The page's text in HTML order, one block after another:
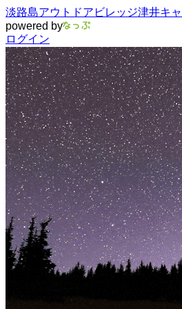
淡路島アウトドアビレッジ津井キ
powered by
ログイン